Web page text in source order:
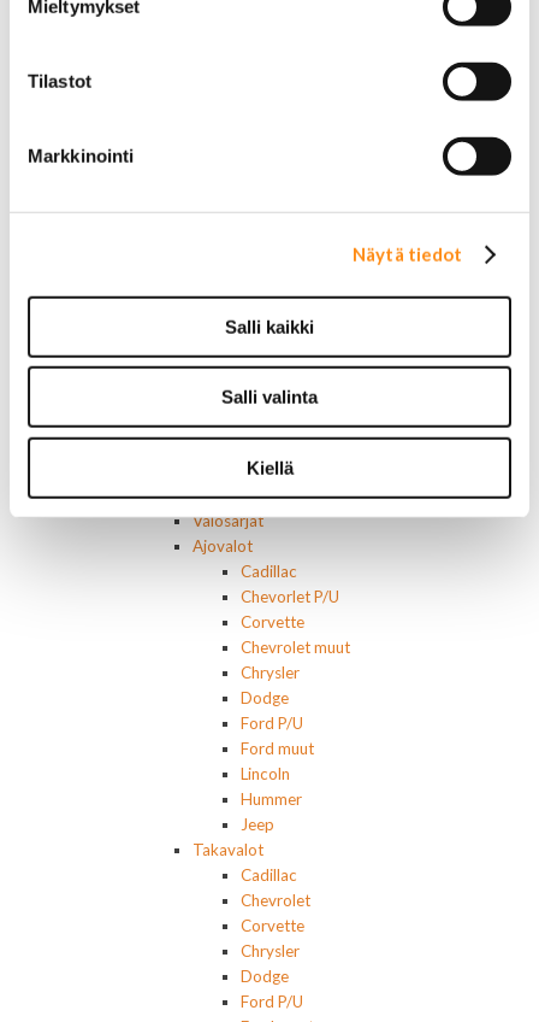
Mieltymykset
Tilastot
Markkinointi
Näytä tiedot
Salli kaikki
Salli valinta
Kiellä
24 tuumaiset vanteet
Istuimet ja tarvikkeet
Lattiamatot
Ratit
Ratinpäälliset
Sisustan puuosat
Muut sisustan osat
Valot ja polttimot
Valosarjat
Ajovalot
Cadillac
Chevorlet P/U
Corvette
Chevrolet muut
Chrysler
Dodge
Ford P/U
Ford muut
Lincoln
Hummer
Jeep
Takavalot
Cadillac
Chevrolet
Corvette
Chrysler
Dodge
Ford P/U